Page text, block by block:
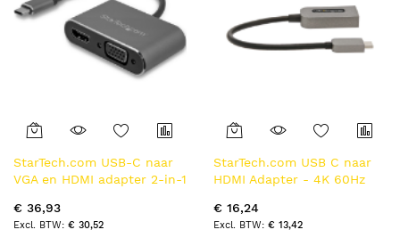
StarTech.com USB-C naar
VGA en HDMI adapter 2-in-1
€ 36,93
€ 30,52
StarTech.com USB C naar
HDMI Adapter - 4K 60Hz
HDMI 2.0b Adapter Dongle
- USB Type-C DP Alt Mode
€ 16,24
€ 13,42